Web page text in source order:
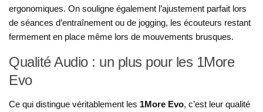
ergonomiques. On souligne également l’ajustement parfait lors
de séances d’entraînement ou de jogging, les écouteurs restant
fermement en place même lors de mouvements brusques.
Qualité Audio : un plus pour les 1More
Evo
Ce qui distingue véritablement les 1More Evo, c’est leur qualité